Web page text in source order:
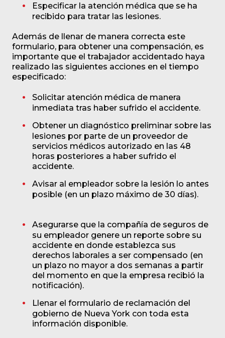
Especificar la atención médica que se ha
recibido para tratar las lesiones.
Además de llenar de manera correcta este
formulario, para obtener una compensación, es
importante que el trabajador accidentado haya
realizado las siguientes acciones en el tiempo
especificado:
Solicitar atención médica de manera
inmediata tras haber sufrido el accidente.
Obtener un diagnóstico preliminar sobre las
lesiones por parte de un proveedor de
servicios médicos autorizado en las 48
horas posteriores a haber sufrido el
accidente.
Avisar al empleador sobre la lesión lo antes
posible (en un plazo máximo de 30 días).
Asegurarse que la compañía de seguros de
su empleador genere un reporte sobre su
accidente en donde establezca sus
derechos laborales a ser compensado (en
un plazo no mayor a dos semanas a partir
del momento en que la empresa recibió la
notificación).
Llenar el formulario de reclamación del
gobierno de Nueva York con toda esta
información disponible.